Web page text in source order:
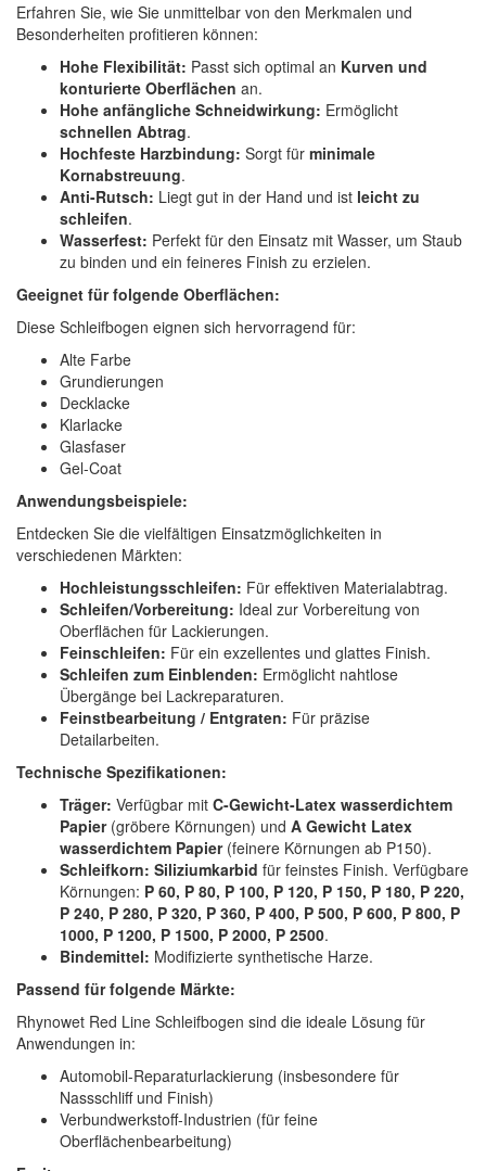
Erfahren Sie, wie Sie unmittelbar von den Merkmalen und
Besonderheiten profitieren können:
Hohe Flexibilität: Passt sich optimal an Kurven und
konturierte Oberflächen an.
Hohe anfängliche Schneidwirkung: Ermöglicht
schnellen Abtrag.
Hochfeste Harzbindung: Sorgt für minimale
Kornabstreuung.
Anti-Rutsch: Liegt gut in der Hand und ist leicht zu
schleifen.
Wasserfest: Perfekt für den Einsatz mit Wasser, um Staub
zu binden und ein feineres Finish zu erzielen.
Geeignet für folgende Oberflächen:
Diese Schleifbogen eignen sich hervorragend für:
Alte Farbe
Grundierungen
Decklacke
Klarlacke
Glasfaser
Gel-Coat
Anwendungsbeispiele:
Entdecken Sie die vielfältigen Einsatzmöglichkeiten in
verschiedenen Märkten:
Hochleistungsschleifen: Für effektiven Materialabtrag.
Schleifen/Vorbereitung: Ideal zur Vorbereitung von
Oberflächen für Lackierungen.
Feinschleifen: Für ein exzellentes und glattes Finish.
Schleifen zum Einblenden: Ermöglicht nahtlose
Übergänge bei Lackreparaturen.
Feinstbearbeitung / Entgraten: Für präzise
Detailarbeiten.
Technische Spezifikationen:
Träger: Verfügbar mit C-Gewicht-Latex wasserdichtem
Papier(gröbere Körnungen) und A Gewicht Latex
wasserdichtem Papier(feinere Körnungen ab P150).
Schleifkorn: Siliziumkarbid für feinstes Finish. Verfügbare
Körnungen: P 60, P 80, P 100, P 120, P 150, P 180, P 220,
P 240, P 280, P 320, P 360, P 400, P 500, P 600, P 800, P
1000, P 1200, P 1500, P 2000, P 2500.
Bindemittel: Modifizierte synthetische Harze.
Passend für folgende Märkte:
Rhynowet Red Line Schleifbogen sind die ideale Lösung für
Anwendungen in:
Automobil-Reparaturlackierung (insbesondere für
Nassschliff und Finish)
Verbundwerkstoff-Industrien (für feine
Oberflächenbearbeitung)